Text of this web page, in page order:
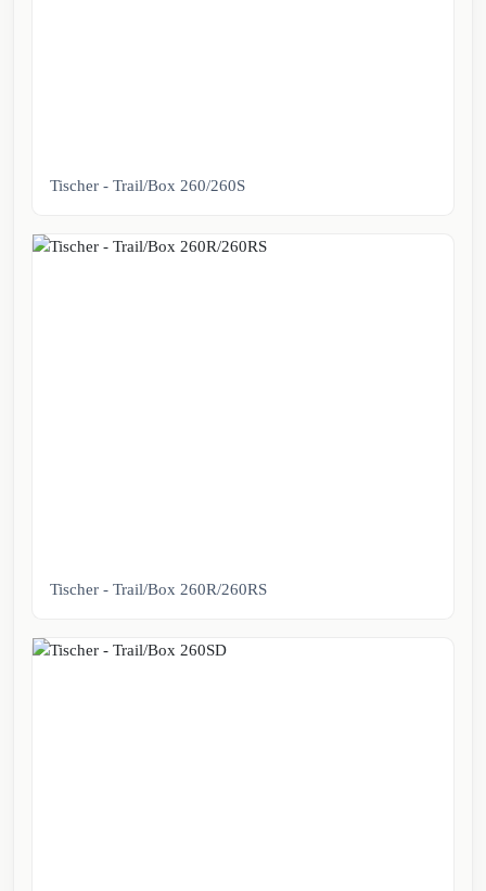
Tischer - Trail/Box 260/260S
Tischer - Trail/Box 260R/260RS